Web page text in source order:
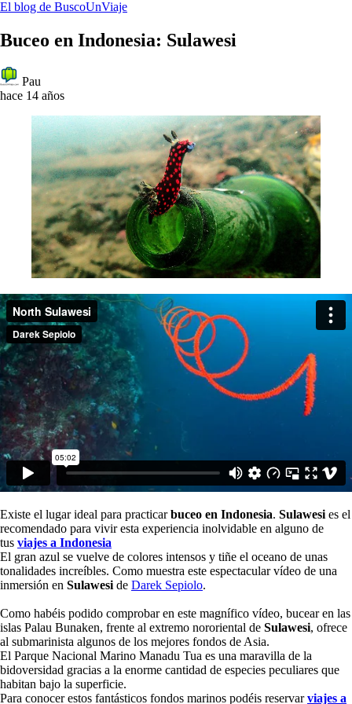
El blog de BuscoUnViaje
Buceo en Indonesia: Sulawesi
Pau
hace 14 años
Existe el lugar ideal para practicarbuceo en Indonesia. Sulawesi es el
recomendado para vivir esta experiencia inolvidable en alguno de
tus viajes a Indonesia
El gran azul se vuelve de colores intensos y tiñe el oceano de unas
tonalidades increíbles. Como muestra este espectacular vídeo de una
inmersión en Sulawesi de Darek Sepiolo.
Como habéis podido comprobar en este magnífico vídeo, bucear en las
islas Palau Bunaken, frente al extremo nororiental de Sulawesi, ofrece
al submarinista algunos de los mejores fondos de Asia.
El Parque Nacional Marino Manadu Tua es una maravilla de la
bidoversidad gracias a la enorme cantidad de especies peculiares que
habitan bajo la superficie.
Para conocer estos fantásticos fondos marinos podéis reservarviajes a